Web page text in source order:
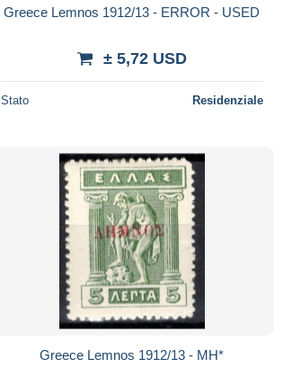
Greece Lemnos 1912/13 - ERROR - USED
± 5,72 USD
Stato Residenziale
Greece Lemnos 1912/13 - MH*